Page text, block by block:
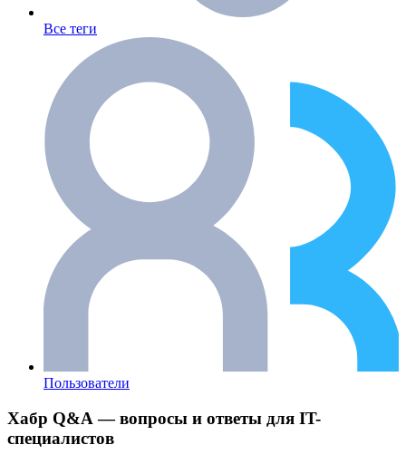
Все теги
Пользователи
Хабр Q&A — вопросы и ответы для IT-
специалистов